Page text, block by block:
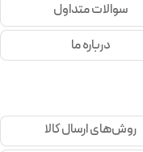
سوالات متداول
درباره ما
روش‌های ارسال کالا